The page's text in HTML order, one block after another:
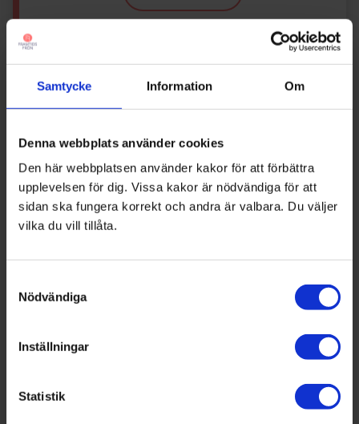
Samtycke Information Om
Denna webbplats använder cookies
Den här webbplatsen använder kakor för att förbättra
upplevelsen för dig. Vissa kakor är nödvändiga för att
sidan ska fungera korrekt och andra är valbara. Du väljer
vilka du vill tillåta.
Nödvändiga
Inställningar
Statistik
Socialt entreprenörskap
Med detta läromedel får högstadieelever
närsamhälle.